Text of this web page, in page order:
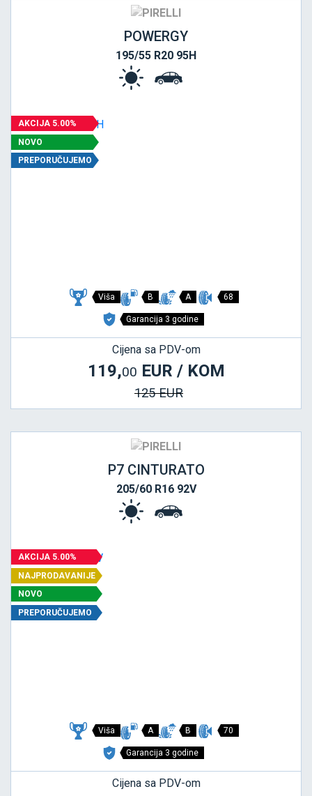
POWERGY
195/55 R20 95H
AKCIJA 5.00%
NOVO
PREPORUČUJEMO
Viša B A 68
Garancija 3 godine
Cijena sa PDV-om
119,00 EUR / KOM
125 EUR
P7 CINTURATO
205/60 R16 92V
AKCIJA 5.00%
NAJPRODAVANIJE
NOVO
PREPORUČUJEMO
Viša A B 70
Garancija 3 godine
Cijena sa PDV-om